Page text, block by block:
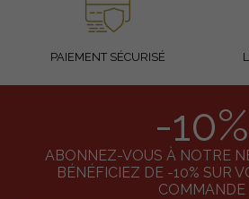
PAIEMENT SÉCURISÉ
-10%
ABONNEZ-VOUS À NOTRE
BÉNÉFICIEZ DE -10% SUR
COMMANDE